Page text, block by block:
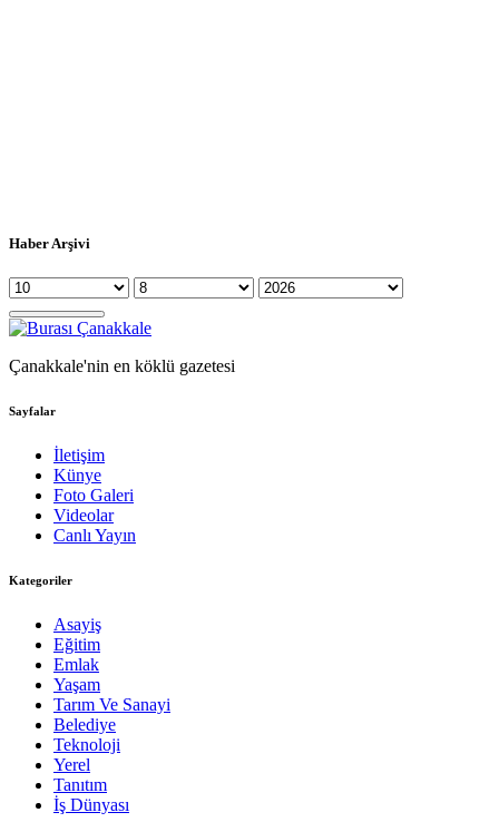
Haber Arşivi
Çanakkale'nin en köklü gazetesi
Sayfalar
İletişim
Künye
Foto Galeri
Videolar
Canlı Yayın
Kategoriler
Asayiş
Eğitim
Emlak
Yaşam
Tarım Ve Sanayi
Belediye
Teknoloji
Yerel
Tanıtım
İş Dünyası